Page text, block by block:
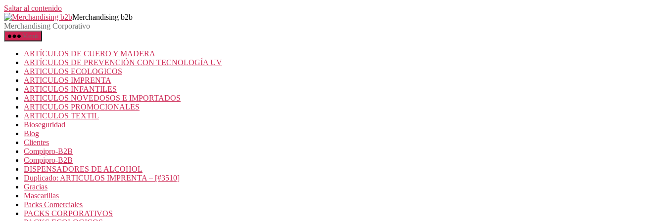
Saltar al contenido
Merchandising b2b
Merchandising Corporativo
Menú
ARTÍCULOS DE CUERO Y MADERA
ARTÍCULOS DE PREVENCIÓN CON TECNOLOGÍA UV
ARTICULOS ECOLOGICOS
ARTICULOS IMPRENTA
ARTICULOS INFANTILES
ARTICULOS NOVEDOSOS E IMPORTADOS
ARTICULOS PROMOCIONALES
ARTICULOS TEXTIL
Bioseguridad
Blog
Clientes
Compipro-B2B
Compipro-B2B
DISPENSADORES DE ALCOHOL
Duplicado: ARTICULOS IMPRENTA – [#3510]
Gracias
Mascarillas
Packs Comerciales
PACKS CORPORATIVOS